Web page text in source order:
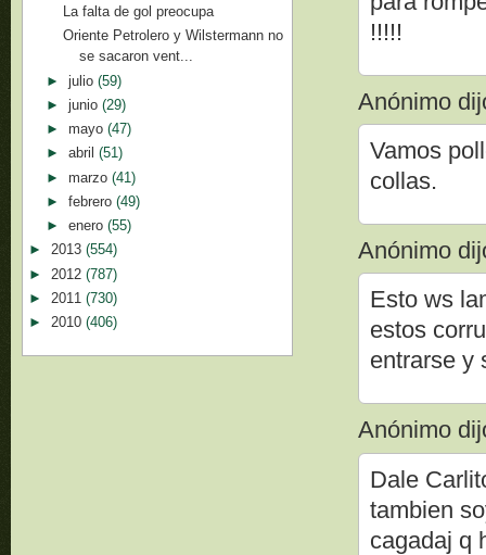
!!!!!
Anónimo
Vamos
collas.
Anónimo
Esto ws
estos
entrarse y
Anónimo
Dale
tambien
cagadaj q
La falta de gol preocupa
Oriente Petrolero y Wilstermann no
se sacaron vent...
► julio (59)
► junio (29)
► mayo (47)
► abril (51)
► marzo (41)
► febrero (49)
► enero (55)
► 2013 (554)
► 2012 (787)
► 2011 (730)
► 2010 (406)